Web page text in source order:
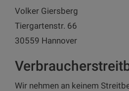
Volker Giersberg
Tiergartenstr. 66
30559 Hannover
Wir nehmen an keinem